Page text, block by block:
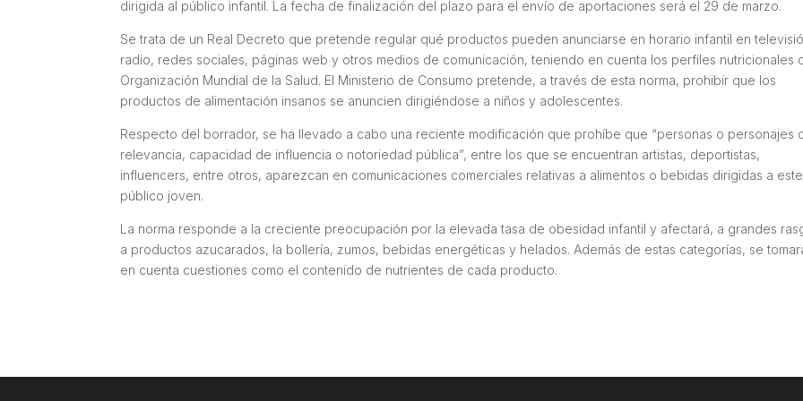
dirigida al público infantil. La fecha de finalización del plazo para el envío de aportaciones será el 29 de marzo.
Se trata de un Real Decreto que pretende regular qué productos pueden anunciarse en horario infantil en
radio, redes sociales, páginas web y otros medios de comunicación, teniendo en cuenta los perfiles nutricionales
Organización Mundial de la Salud. El Ministerio de Consumo pretende, a través de esta norma, prohibir que los
productos de alimentación insanos se anuncien dirigiéndose a niños y adolescentes.
Respecto del borrador, se ha llevado a cabo una reciente modificación que prohíbe que “personas o personajes
relevancia, capacidad de influencia o notoriedad pública”, entre los que se encuentran artistas, deportistas,
influencers, entre otros, aparezcan en comunicaciones comerciales relativas a alimentos o bebidas dirigidas a este
público joven.
La norma responde a la creciente preocupación por la elevada tasa de obesidad infantil y afectará, a grandes
a productos azucarados, la bollería, zumos, bebidas energéticas y helados. Además de estas categorías, se
en cuenta cuestiones como el contenido de nutrientes de cada producto.